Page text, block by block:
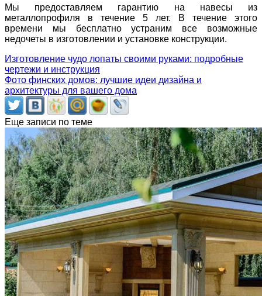
Мы предоставляем гарантию на навесы из
металлопрофиля в течение 5 лет. В течение этого
времени мы бесплатно устраним все возможные
недочеты в изготовлении и установке конструкции.
Изготовление чудо лопаты своими руками: подробные
чертежи и инструкция
Фото финских домов: лучшие идеи дизайна и
архитектуры для вашего дома
Еще записи по теме